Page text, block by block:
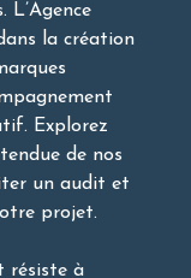
L’Agence
la création
Explorez
de nos
un audit et
projet.
résiste à